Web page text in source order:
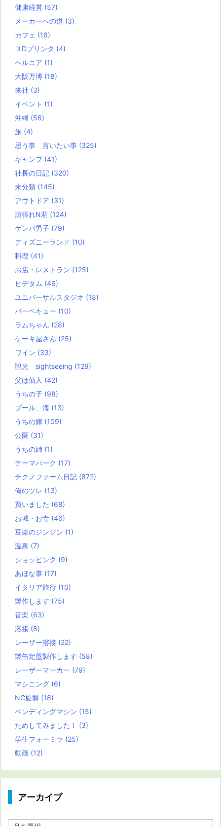
健康経営 (57)
メーカーへの道 (3)
カフェ (16)
３Dプリンタ (4)
ヘルニア (1)
大阪万博 (18)
来社 (3)
イベント (1)
沖縄 (56)
旅 (4)
思う事 言いたい事 (325)
キャンプ (41)
社長の日記 (320)
未分類 (145)
アウトドア (31)
頑張れN君 (124)
ゲンバ男子 (79)
ディズニーランド (10)
料理 (41)
お店・レストラン (125)
ヒデタム (46)
ユニバーサルスタジオ (18)
バーベキュー (10)
ラムちゃん (28)
ケーキ屋さん (25)
ワイン (33)
観光 sightseeing (129)
父は仙人 (42)
うちの子 (98)
プール、海 (13)
うちの嫁 (109)
公園 (31)
うちの姉 (1)
テーマパーク (17)
テクノファーム日記 (872)
俺のツレ (13)
買いました (68)
お城・お寺 (46)
豆柴のジンジン (1)
温泉 (7)
ショッピング (9)
あほな事 (17)
イタリア旅行 (10)
製作します (75)
音楽 (63)
溶接 (8)
レーザー溶接 (22)
製缶定盤製作します (58)
レーザーマーカー (79)
マシニング (6)
NC旋盤 (18)
ベンディングマシン (15)
ためしてみました！ (3)
学生フォーミラ (25)
動画 (12)
アーカイブ